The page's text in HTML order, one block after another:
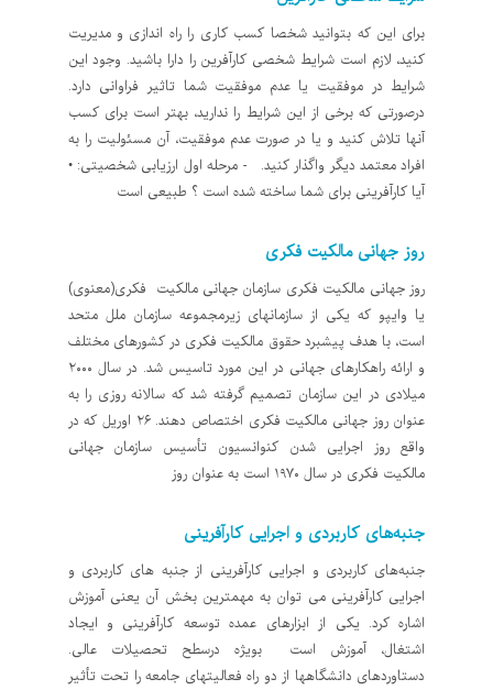
برای این که بتوانید شخصا کسب کاری را راه اندازی و مدیریت
کنید، لازم است شرایط شخصی کارآفرین را دارا باشید. وجود این
شرایط در موفقیت یا عدم موفقیت شما تاثیر فراوانی دارد.
درصورتی که برخی از این شرایط را ندارید، بهتر است برای کسب
آنها تلاش کنید و یا در صورت عدم موفقیت، آن مسئولیت را به
افراد معتمد دیگر واگذار کنید. - مرحله اول ارزیابی شخصیتی: •
آیا کارآفرینی برای شما ساخته شده است ؟ طبیعی است
روز جهانی مالکیت فکری
روز جهانی مالکیت فکری سازمان جهانی مالکیت فکری(معنوی)
یا وایپو که یکی از سازمان‎های زیر‎مجموعه سازمان ملل متحد
است، با هدف پیشبرد حقوق مالکیت فکری در کشورهای مختلف
و ارائه راه‎کارهای جهانی در این مورد تاسیس شد. در سال ۲۰۰۰
میلادی در این سازمان تصمیم گرفته شد که سالانه روزی را به
‎عنوان روز جهانی مالکیت فکری اختصاص دهند. ۲۶ اوریل که در
واقع روز اجرایی شدن کنوانسیون تأسیس سازمان جهانی
مالکیت فکری در سال ۱۹۷۰ است به عنوان روز
جنبه‌های کاربردی و اجرایی کارآفرینی
جنبه‌های کاربردی و اجرایی کارآفرینی از جنبه های کاربردی و
اجرایی کارآفرینی می توان به مهمترین بخش آن یعنی آموزش
اشاره کرد. یکی از ابزارهای عمده توسعه کارآفرینی و ایجاد
اشتغال، آموزش است بویژه درسطح تحصیلات عالی.
دستاوردهای دانشگاهها از دو راه فعالیتهای جامعه را تحت تأثیر